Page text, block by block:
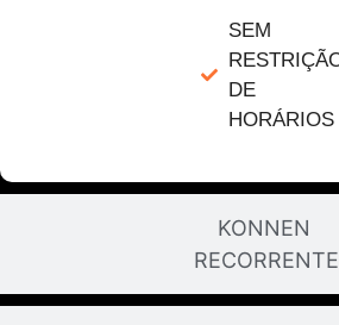
KONNEN
RECORRENTE
SEM
DE
HORÁRIOS